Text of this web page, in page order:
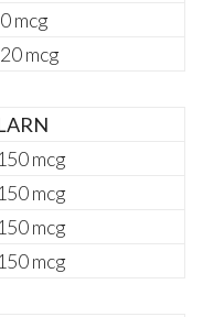
mcg
mcg
mcg
mcg
mcg
mcg